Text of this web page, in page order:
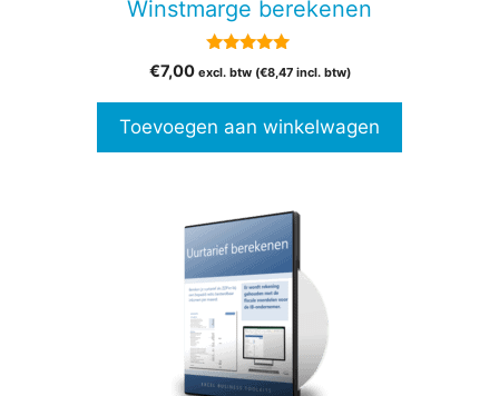
Winstmarge berekenen
5.00
van 5
€7,00 excl. btw (€8,47incl. btw)
Toevoegen aan winkelwagen